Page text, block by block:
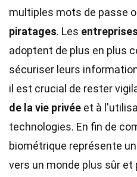
multiples mots de passe
piratages. Les entreprises
adoptent de plus en plus
sécuriser leurs
il est crucial de rester
de la vie privée et à
technologies. En fin de
biométrique représente
vers un monde plus sûr